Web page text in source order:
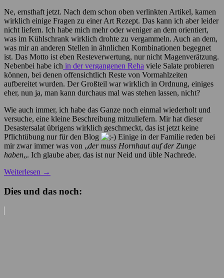
Ne, ernsthaft jetzt. Nach dem schon oben verlinkten Artikel, kamen
wirklich einige Fragen zu einer Art Rezept. Das kann ich aber leider
nicht liefern. Ich habe mich mehr oder weniger an dem orientiert,
was im Kühlschrank wirklich drohte zu vergammeln. Auch an dem,
was mir an anderen Stellen in ähnlichen Kombinationen begegnet
ist. Das Motto ist eben Resteverwertung, nur nicht Magenverätzung.
Nebenbei habe ich in der vergangenen Reha viele Salate probieren
können, bei denen offensichtlich Reste von Vormahlzeiten
aufbereitet wurden. Der Großteil war wirklich in Ordnung, einiges
eher, nun ja, man kann durchaus mal was stehen lassen, nicht?
Wie auch immer, ich habe das Ganze noch einmal wiederholt und
versuche, eine kleine Beschreibung mitzuliefern. Mir hat dieser
Desastersalat übrigens wirklich geschmeckt, das ist jetzt keine
Pflichtübung nur für den Blog
Einige in der Familie reden bei
mir zwar immer was von „der muss Hornhaut auf der Zunge
haben„. Ich glaube aber, das ist nur Neid und üble Nachrede.
Weiterlesen →
Dies und das noch: